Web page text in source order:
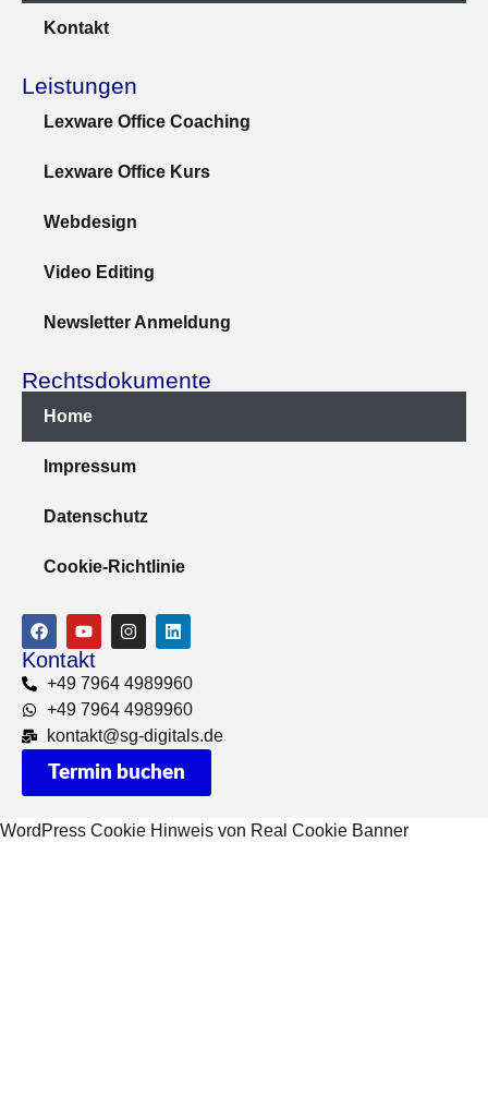
Kontakt
Leistungen
Lexware Office Coaching
Lexware Office Kurs
Webdesign
Video Editing
Newsletter Anmeldung
Rechtsdokumente
Home
Impressum
Datenschutz
Cookie-Richtlinie
Kontakt
+49 7964 4989960
+49 7964 4989960
kontakt@sg-digitals.de
Termin buchen
WordPress Cookie Hinweis von Real Cookie Banner